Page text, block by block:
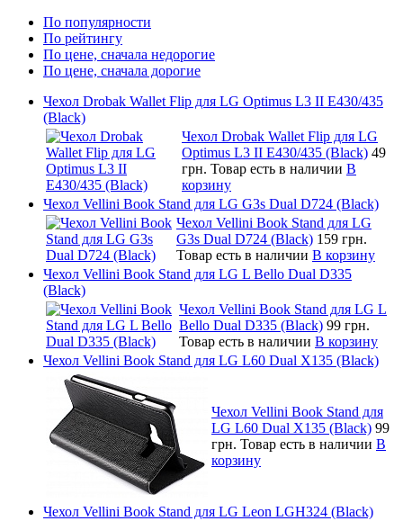
По популярности
По рейтингу
По цене, сначала недорогие
По цене, сначала дорогие
Чехол Drobak Wallet Flip для LG Optimus L3 II E430/435
(Black)
Чехол Drobak Wallet Flip для LG
Optimus L3 II E430/435 (Black) 49
грн. Товар есть в наличии В
корзину
Чехол Vellini Book Stand для LG G3s Dual D724 (Black)
Чехол Vellini Book Stand для LG
G3s Dual D724 (Black) 159 грн.
Товар есть в наличии В корзину
Чехол Vellini Book Stand для LG L Bello Dual D335
(Black)
Чехол Vellini Book Stand для LG L
Bello Dual D335 (Black) 99 грн.
Товар есть в наличии В корзину
Чехол Vellini Book Stand для LG L60 Dual X135 (Black)
Чехол Vellini Book Stand для
LG L60 Dual X135 (Black) 99
грн. Товар есть в наличии В
корзину
Чехол Vellini Book Stand для LG Leon LGH324 (Black)